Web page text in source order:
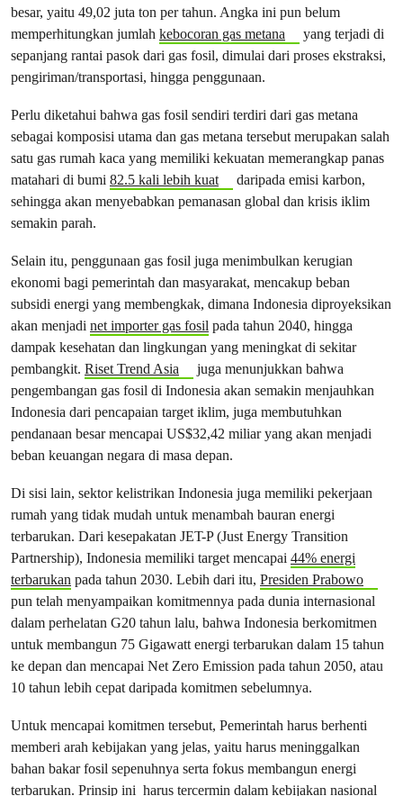
besar, yaitu 49,02 juta ton per tahun. Angka ini pun belum
memperhitungkan jumlah kebocoran gas metana
yang terjadi di
sepanjang rantai pasok dari gas fosil, dimulai dari proses ekstraksi,
pengiriman/transportasi, hingga penggunaan.
Perlu diketahui bahwa gas fosil sendiri terdiri dari gas metana
sebagai komposisi utama dan gas metana tersebut merupakan salah
satu gas rumah kaca yang memiliki kekuatan memerangkap panas
matahari di bumi 82.5 kali lebih kuat
daripada emisi karbon,
sehingga akan menyebabkan pemanasan global dan krisis iklim
semakin parah.
Selain itu, penggunaan gas fosil juga menimbulkan kerugian
ekonomi bagi pemerintah dan masyarakat, mencakup beban
subsidi energi yang membengkak, dimana Indonesia diproyeksikan
akan menjadi net importer gas fosil pada tahun 2040, hingga
dampak kesehatan dan lingkungan yang meningkat di sekitar
pembangkit. Riset Trend Asia
juga menunjukkan bahwa
pengembangan gas fosil di Indonesia akan semakin menjauhkan
Indonesia dari pencapaian target iklim, juga membutuhkan
pendanaan besar mencapai US$32,42 miliar yang akan menjadi
beban keuangan negara di masa depan.
Di sisi lain, sektor kelistrikan Indonesia juga memiliki pekerjaan
rumah yang tidak mudah untuk menambah bauran energi
terbarukan. Dari kesepakatan JET-P (Just Energy Transition
Partnership), Indonesia memiliki target mencapai 44% energi
terbarukan pada tahun 2030. Lebih dari itu, Presiden Prabowo
pun telah menyampaikan komitmennya pada dunia internasional
dalam perhelatan G20 tahun lalu, bahwa Indonesia berkomitmen
untuk membangun 75 Gigawatt energi terbarukan dalam 15 tahun
ke depan dan mencapai Net Zero Emission pada tahun 2050, atau
10 tahun lebih cepat daripada komitmen sebelumnya.
Untuk mencapai komitmen tersebut, Pemerintah harus berhenti
memberi arah kebijakan yang jelas, yaitu harus meninggalkan
bahan bakar fosil sepenuhnya serta fokus membangun energi
terbarukan. Prinsip ini harus tercermin dalam kebijakan nasional